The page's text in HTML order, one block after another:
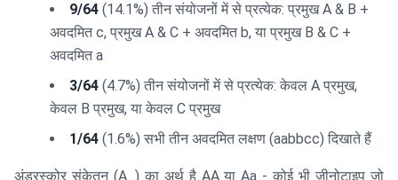
9/64 (14.1%) तीन संयोजनों में से प्रत्येक: प्रमुख A & B +
अवदमित c, प्रमुख A & C + अवदमित b, या प्रमुख B & C +
अवदमित a
3/64 (4.7%) तीन संयोजनों में से प्रत्येक: केवल A प्रमुख,
केवल B प्रमुख, या केवल C प्रमुख
1/64 (1.6%) सभी तीन अवदमित लक्षण (aabbcc) दिखाते हैं
अंडरस्कोर संकेतन (A_) का अर्थ है AA या Aa - कोई भी जीनोटाइप जो